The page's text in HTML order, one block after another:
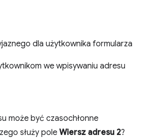
dla użytkownika formularza
we wpisywaniu adresu
może być czasochłonne
służy poleWiersz adresu 2?